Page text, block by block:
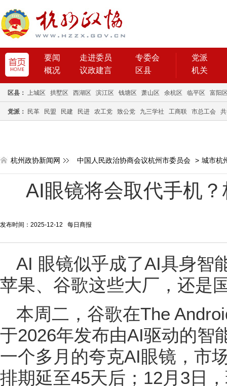
要闻 走进委员
专委会
概况
议政建言 区县
党派
机关
区县： 上城区 拱墅区 西湖区 滨江区 钱塘区 萧山区 余杭区 临平区 富阳
党派： 民革 民盟 民建 民进 农工党 致公党 九三学社 工商联 市总工会
杭州政协新闻网 中国人民政治协商会议杭州市委员会 > 城市杭
AI眼镜将会取代手机
发布时间：2025-12-12 每日商报
AI 眼镜似乎成了AI具身智
苹果、谷歌这些大厂，还是
本周二，谷歌在The
于2026年发布由AI驱动的智
一个多月的夸克AI眼镜，市
排期延至45天后；12月3日